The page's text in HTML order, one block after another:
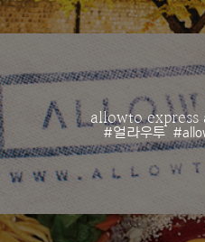
allowto express
#얼라우투